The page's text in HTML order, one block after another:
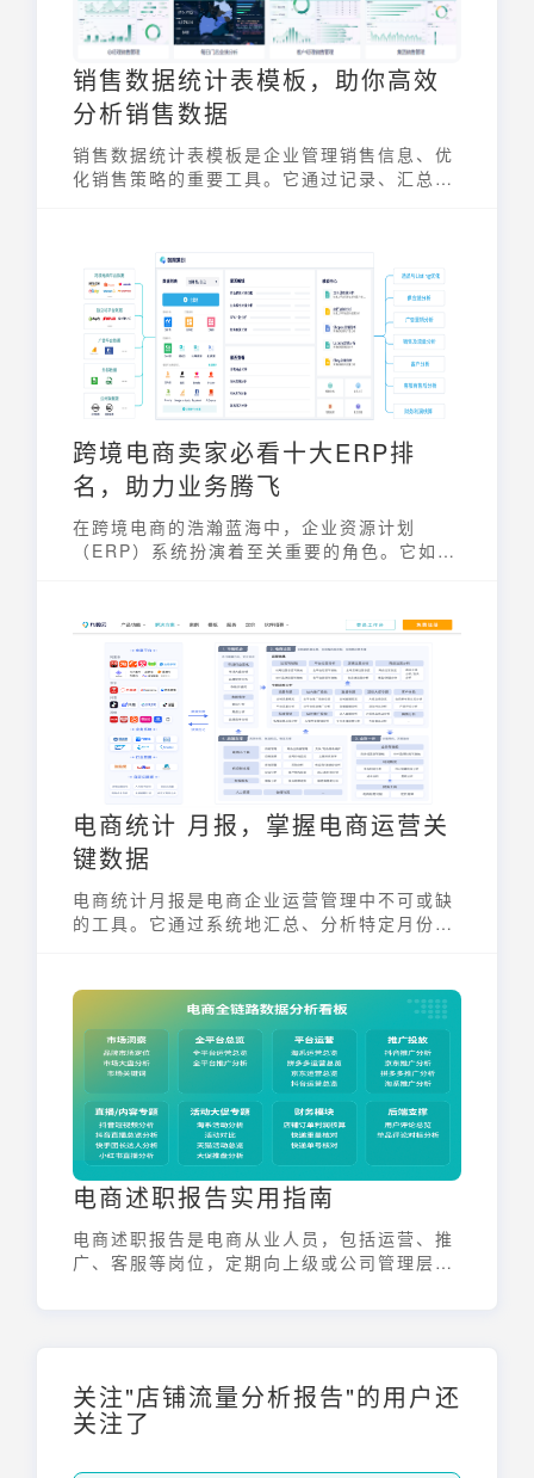
销售数据统计表模板，助你高效
分析销售数据
销售数据统计表模板是企业管理销售信息、优
化销售策略的重要工具。它通过记录、汇总和
的销售数据统计表模板能够显著提升数据分析
效率，为企业决策提供有力支持。通过销售数
据统计表模板，企业可以更清晰地了解产品销
售情况，客户购买行为以及销售渠道效果，从
而实现业绩增长。
跨境电商卖家必看十大ERP排
名，助力业务腾飞
在跨境电商的浩瀚蓝海中，企业资源计划
（ERP）系统扮演着至关重要的角色。它如同
和高效协同。选择一款合适的ERP系统，对于
提升运营效率、降低成本、优化客户体验至关
重要。因此，了解十大跨境电商erp排名，是
跨境电商卖家实现业务腾飞的关键一步。
电商统计 月报，掌握电商运营关
键数据
电商统计月报是电商企业运营管理中不可或缺
的工具。它通过系统地汇总、分析特定月份内
商统计月报，企业能够更清晰地掌握流量、销
售、成本、客户等关键指标，从而做出更明智
的决策，提升整体运营效率和盈利能力。
电商述职报告实用指南
电商述职报告是电商从业人员，包括运营、推
广、客服等岗位，定期向上级或公司管理层汇
人在职场中脱颖而出。
关注"店铺流量分析报告"的用户还
关注了